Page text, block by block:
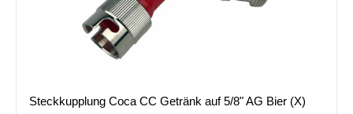
Steckkupplung Coca CC Getränk auf 5/8" AG Bier (X)